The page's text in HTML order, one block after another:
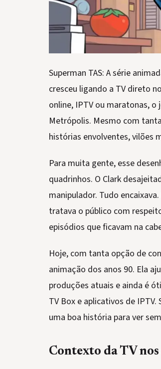
Superman TAS: A série
cresceu ligando a TV direto
online, IPTV ou maratonas,
Metrópolis. Mesmo com
histórias envolventes, vilões
Para muita gente, esse
quadrinhos. O Clark
manipulador. Tudo
tratava o público com
episódios que ficavam na
Hoje, com tanta opção de
animação dos anos 90. Ela
produções atuais e ainda é
TV Box e aplicativos de
uma boa história para ver
Contexto da TV